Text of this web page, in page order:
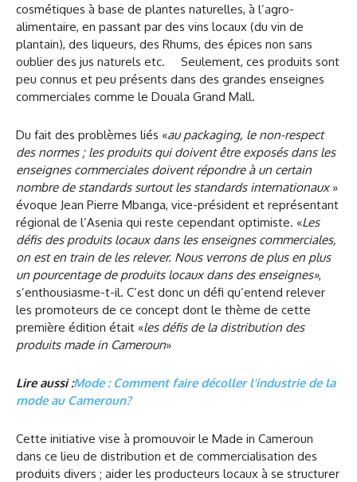
cosmétiques à base de plantes naturelles, à l’agro-
alimentaire, en passant par des vins locaux (du vin de
plantain), des liqueurs, des Rhums, des épices non sans
oublier des jus naturels etc. Seulement, ces produits sont
peu connus et peu présents dans des grandes enseignes
commerciales comme le Douala Grand Mall.
Du fait des problèmes liés «au packaging, le non-respect
des normes ; les produits qui doivent être exposés dans les
enseignes commerciales doivent répondre à un certain
nombre de standards surtout les standards internationaux »
évoque Jean Pierre Mbanga, vice-président et représentant
régional de l’Asenia qui reste cependant optimiste. «Les
défis des produits locaux dans les enseignes commerciales,
on est en train de les relever. Nous verrons de plus en plus
un pourcentage de produits locaux dans des enseignes»,
s’enthousiasme-t-il. C’est donc un défi qu’entend relever
les promoteurs de ce concept dont le thème de cette
première édition était «les défis de la distribution des
produits made in Cameroun»
Lire aussi :Mode : Comment faire décoller l’industrie de la
mode au Cameroun?
Cette initiative vise à promouvoir le Made in Cameroun
dans ce lieu de distribution et de commercialisation des
produits divers ; aider les producteurs locaux à se structurer